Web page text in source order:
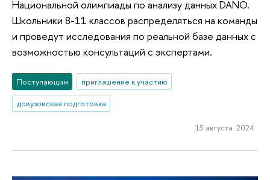
Национальной олимпиады по анализу данных DANO.
Школьники 8-11 классов распределяться на команды
и проведут исследования по реальной базе данных с
возможностью консультаций с экспертами.
Поступающим
приглашение к участию
довузовская подготовка
15 августа 2024